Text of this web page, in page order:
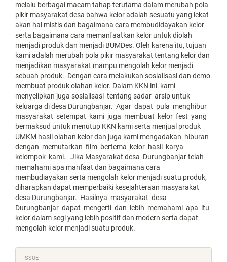
melalu berbagai macam tahap terutama dalam merubah pola
pikir masyarakat desa bahwa kelor adalah sesuatu yang lekat
akan hal mistis dan bagaimana cara membudidayakan kelor
serta bagaimana cara memanfaatkan kelor untuk diolah
menjadi produk dan menjadi BUMDes. Oleh karena itu, tujuan
kami adalah merubah pola pikir masyarakat tentang kelor dan
menjadikan masyarakat mampu mengolah kelor menjadi
sebuah produk. Dengan cara melakukan sosialisasi dan demo
membuat produk olahan kelor. Dalam KKN ini kami
menyelipkan juga sosialisasi tentang sadar arsip untuk
keluarga di desa Durungbanjar. Agar dapat pula menghibur
masyarakat setempat kami juga membuat kelor fest yang
bermaksud untuk menutup KKN kami serta menjual produk
UMKM hasil olahan kelor dan juga kami mengadakan hiburan
dengan memutarkan film bertema kelor hasil karya
kelompok kami. Jika Masyarakat desa Durungbanjar telah
memahami apa manfaat dan bagaimana cara
membudiayakan serta mengolah kelor menjadi suatu produk,
diharapkan dapat memperbaiki kesejahteraan masyarakat
desa Durungbanjar. Hasilnya masyarakat desa
Durungbanjar dapat mengerti dan lebih memahami apa itu
kelor dalam segi yang lebih positif dan modern serta dapat
mengolah kelor menjadi suatu produk.
Article
ISSUE